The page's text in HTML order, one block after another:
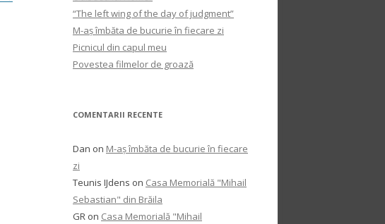
“The left wing of the day of judgment”
M-aș îmbăta de bucurie în fiecare zi
Picnicul din capul meu
Povestea filmelor de groază
COMENTARII RECENTE
Dan on M-aș îmbăta de bucurie în fiecare
zi
Teunis IJdens on Casa Memorială "Mihail
Sebastian" din Brăila
GR on Casa Memorială "Mihail